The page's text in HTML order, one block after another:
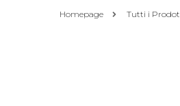
Homepage Tutti i